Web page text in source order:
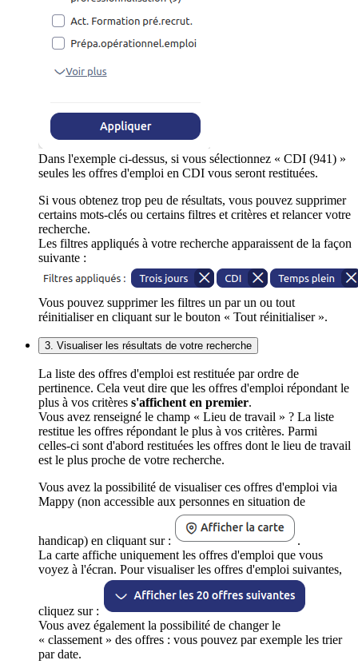
Dans l'exemple ci-dessus, si vous sélectionnez « CDI (941) »
seules les offres d'emploi en CDI vous seront restituées.
Si vous obtenez trop peu de résultats, vous pouvez supprimer
certains mots-clés ou certains filtres et critères et relancer votre
recherche.
Les filtres appliqués à votre recherche apparaissent de la façon
suivante :
Vous pouvez supprimer les filtres un par un ou tout
réinitialiser en cliquant sur le bouton « Tout réinitialiser ».
3. Visualiser les résultats de votre recherche
La liste des offres d'emploi est restituée par ordre de
pertinence. Cela veut dire que les offres d'emploi répondant le
plus à vos critères s'affichent en premier.
Vous avez renseigné le champ « Lieu de travail » ? La liste
restitue les offres répondant le plus à vos critères. Parmi
celles-ci sont d'abord restituées les offres dont le lieu de travail
est le plus proche de votre recherche.
Vous avez la possibilité de visualiser ces offres d'emploi via
Mappy (non accessible aux personnes en situation de
handicap) en cliquant sur :
.
La carte affiche uniquement les offres d'emploi que vous
voyez à l'écran. Pour visualiser les offres d'emploi suivantes,
cliquez sur :
Vous avez également la possibilité de changer le
« classement » des offres : vous pouvez par exemple les trier
par date.